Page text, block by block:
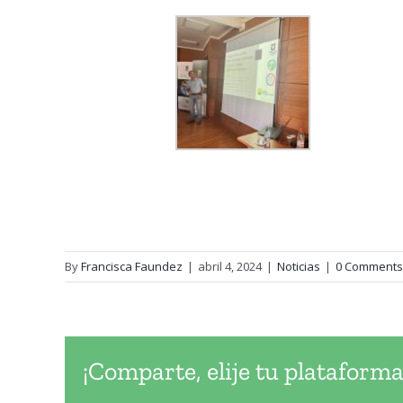
ByFrancisca Faundez | abril 4, 2024 | Noticias | 0 Comments
¡Comparte, elije tu